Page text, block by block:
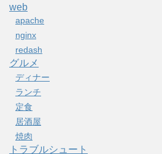
web
apache
nginx
redash
グルメ
ディナー
ランチ
定食
居酒屋
焼肉
トラブルシュート